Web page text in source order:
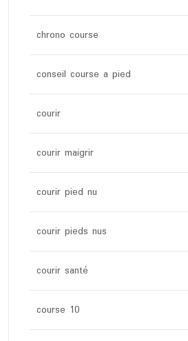
chrono course
conseil course a pied
courir
courir maigrir
courir pied nu
courir pieds nus
courir santé
course 10